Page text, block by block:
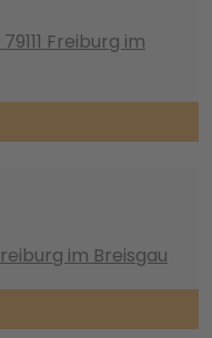
Freiburg im
im Breisgau